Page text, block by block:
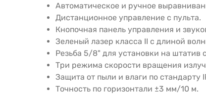
Автоматическое и ручное
Дистанционное управление с пульта.
Кнопочная панель управления и
Зеленый лазер класса II с длиной
Резьба 5/8" для установки на штатив
Три режима скорости вращения
Защита от пыли и влаги по стандарту
Точность по горизонтали ±3 мм/10 м.